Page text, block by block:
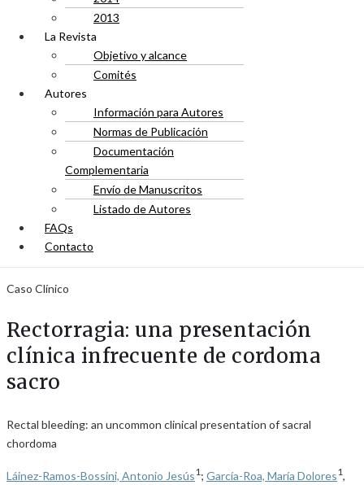
2013
La Revista
Objetivo y alcance
Comités
Autores
Información para Autores
Normas de Publicación
Documentación
Complementaria
Envío de Manuscritos
Listado de Autores
FAQs
Contacto
Caso Clínico
Rectorragia: una presentación
clínica infrecuente de cordoma
sacro
Rectal bleeding: an uncommon clinical presentation of sacral
chordoma
Láinez-Ramos-Bossini, Antonio Jesús1 ; García-Roa, María Dolores1,